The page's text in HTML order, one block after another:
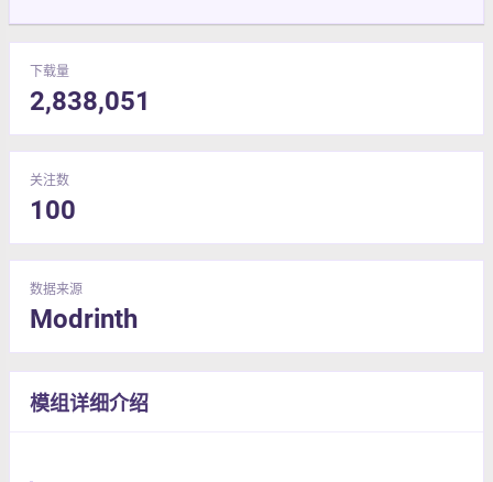
下载量
2,838,051
关注数
100
数据来源
Modrinth
模组详细介绍